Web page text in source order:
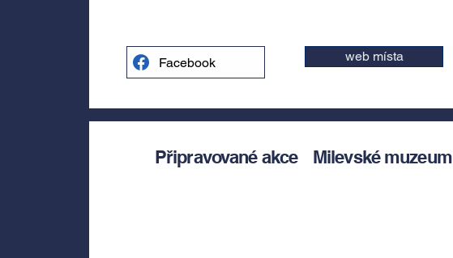
Facebook web místa
Připravované akce Milevské muzeum